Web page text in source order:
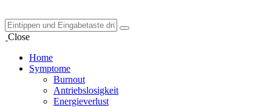
Close
Home
Symptome
Burnout
Antriebslosigkeit
Energieverlust